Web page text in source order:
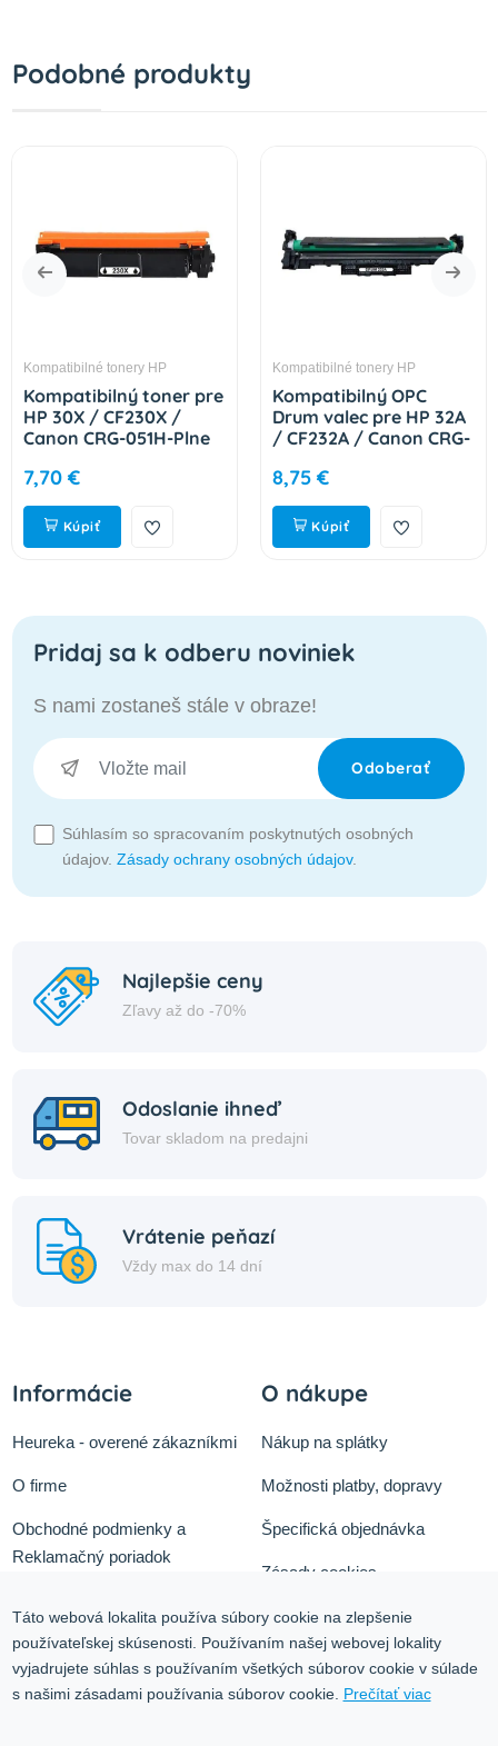
Podobné produkty
Kompatibilné tonery HP
Kompatibilný toner pre
HP 30X / CF230X /
Canon CRG-051H-Plne
strán
7,70 €
Kúpiť
Kompatibilné tonery HP
Kompatibilný OPC
Drum valec pre HP 32A
/ CF232A / Canon CRG-
23000 strán
8,75 €
Kúpiť
Pridaj sa k odberu noviniek
S nami zostaneš stále v obraze!
Odoberať
Súhlasím so spracovaním poskytnutých osobných
údajov. Zásady ochrany osobných údajov.
Najlepšie ceny
Zľavy až do -70%
Odoslanie ihneď
Tovar skladom na predajni
Vrátenie peňazí
Vždy max do 14 dní
Informácie
Heureka - overené zákazníkmi
O firme
Obchodné podmienky a
Reklamačný poriadok
Služby
Kontakt
O nákupe
Nákup na splátky
Možnosti platby, dopravy
Špecifická objednávka
Zásady cookies
Ochrana osobných údajov
Blog
Táto webová lokalita používa súbory cookie na zlepšenie
používateľskej skúsenosti. Používaním našej webovej lokality
vyjadrujete súhlas s používaním všetkých súborov cookie v súlade
s našimi zásadami používania súborov cookie. Prečítať viac